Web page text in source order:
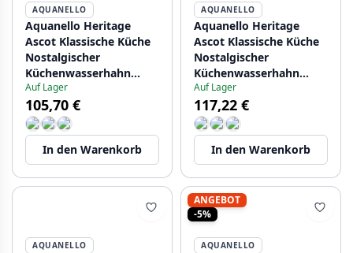
AQUANELLO
Aquanello Heritage
Ascot Klassische Küche
Nostalgischer
Küchenwasserhahn
Schwarz BL-4004-HA
Auf Lager
105,70 €
In den Warenkorb
AQUANELLO
Aquanello Heritage
Ascot Klassische Küche
Nostalgischer
Küchenwasserhahn
Edelstahl NB-4004-HA
Auf Lager
117,22 €
In den Warenkorb
AQUANELLO
ANGEBOT
-5%
AQUANELLO